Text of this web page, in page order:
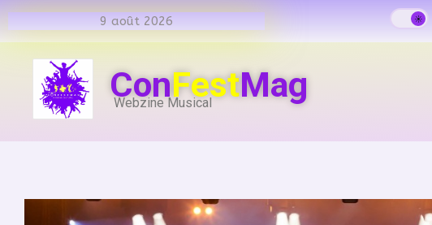
9 août 2026
ConFestMag
Webzine Musical